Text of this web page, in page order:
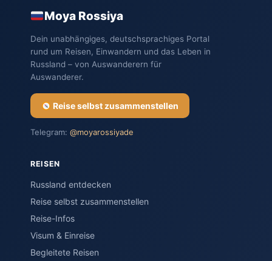
Moya Rossiya
Dein unabhängiges, deutschsprachiges Portal
rund um Reisen, Einwandern und das Leben in
Russland – von Auswanderern für
Auswanderer.
Reise selbst zusammenstellen
Telegram: @moyarossiyade
REISEN
Russland entdecken
Reise selbst zusammenstellen
Reise-Infos
Visum & Einreise
Begleitete Reisen